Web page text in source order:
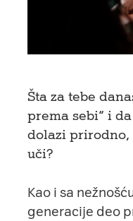
Šta za tebe
prema sebi“ i
dolazi prirodno,
uči?
Kao i sa
generacije deo